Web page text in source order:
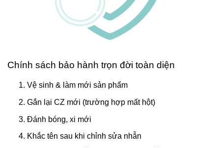
Chính sách bảo hành trọn đời toàn diện
Vệ sinh & làm mới sản phẩm
Gắn lại CZ mới (trường hợp mất hột)
Đánh bóng, xi mới
Khắc tên sau khi chỉnh sửa nhẫn